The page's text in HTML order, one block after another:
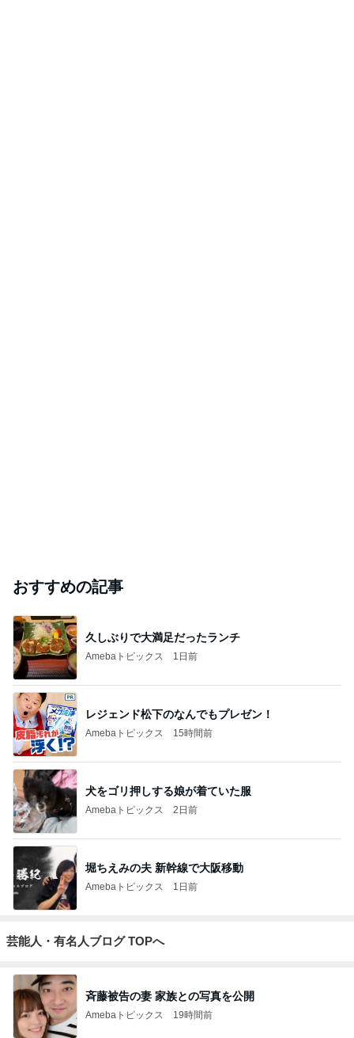
おすすめの記事
久しぶりで大満足だったランチ
Amebaトピックス 1日前
レジェンド松下のなんでもプレゼン！
Amebaトピックス 15時間前
犬をゴリ押しする娘が着ていた服
Amebaトピックス 2日前
堀ちえみの夫 新幹線で大阪移動
Amebaトピックス 1日前
芸能人・有名人ブログ TOPへ
斉藤被告の妻 家族との写真を公開
Amebaトピックス 19時間前